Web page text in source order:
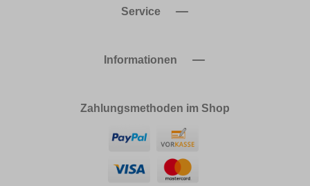
Service
Informationen
Zahlungsmethoden im Shop